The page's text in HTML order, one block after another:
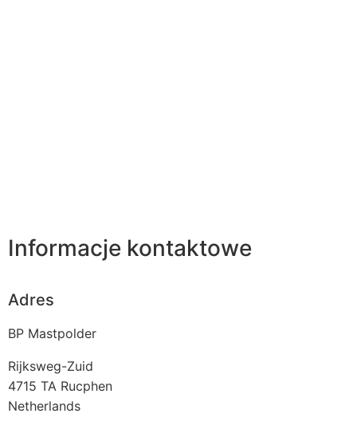
Informacje kontaktowe
Adres
BP Mastpolder
Rijksweg-Zuid
4715 TA Rucphen
Netherlands